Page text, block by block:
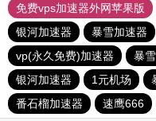
免费vps加速器外网苹果版
银河加速器
暴雪加速器
vp(永久免费)加速器
暴
银河加速器
1元机场
番石榴加速器
速鹰666